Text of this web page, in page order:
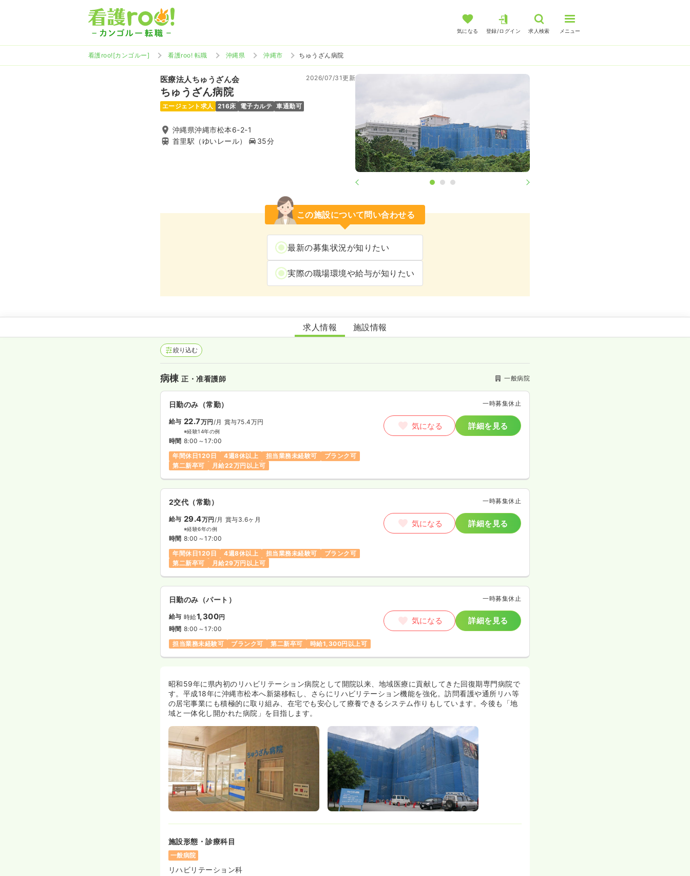
気になる 登録/ログイン 求人検索 メニュー
看護roo![カンゴルー] 看護roo! 転職 沖縄県 沖縄市 ちゅうざん病院
医療法人ちゅうざん会
ちゅうざん病院
2026/07/31更新
エージェント求人 216床 電子カルテ 車通勤可
沖縄県沖縄市松本6-2-1
首里駅（ゆいレール）
35分
この施設について問い合わせる
最新の募集状況が知りたい
実際の職場環境や給与が知りたい
ちゅうざん病院
求人情報 施設情報
絞り込む
病棟正・准看護師 一般病院
日勤のみ（常勤） 一時募集休止
給与 22.7万円/月 賞与75.4万円
※経験14年の例
時間 8:00～17:00
年間休日120日
4週8休以上 担当業務未経験可
ブランク可
第二新卒可
月給22万円以上可
気になる 詳細を見る
2交代（常勤） 一時募集休止
給与 29.4万円/月 賞与3.6ヶ月
※経験6年の例
時間 8:00～17:00
年間休日120日
4週8休以上 担当業務未経験可
ブランク可
第二新卒可
月給29万円以上可
気になる 詳細を見る
日勤のみ（パート） 一時募集休止
給与 時給1,300円
時間 8:00～17:00
担当業務未経験可
ブランク可 第二新卒可 時給1,300円以上可
気になる 詳細を見る
昭和59年に県内初のリハビリテーション病院として開院以来、地域医療に貢献してきた回復期専門病院で
す。平成18年に沖縄市松本へ新築移転し、さらにリハビリテーション機能を強化。訪問看護や通所リハ等
の居宅事業にも積極的に取り組み、在宅でも安心して療養できるシステム作りもしています。今後も「地
域と一体化し開かれた病院」を目指します。
施設形態・診療科目
一般病院
リハビリテーション科